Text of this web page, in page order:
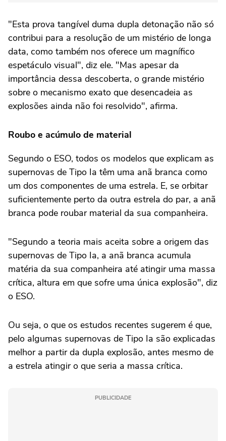
"Esta prova tangível duma dupla detonação não só
contribui para a resolução de um mistério de longa
data, como também nos oferece um magnífico
espetáculo visual", diz ele. "Mas apesar da
importância dessa descoberta, o grande mistério
sobre o mecanismo exato que desencadeia as
explosões ainda não foi resolvido", afirma.
Roubo e acúmulo de material
Segundo o ESO, todos os modelos que explicam as
supernovas de Tipo Ia têm uma anã branca como
um dos componentes de uma estrela. E, se orbitar
suficientemente perto da outra estrela do par, a anã
branca pode roubar material da sua companheira.
"Segundo a teoria mais aceita sobre a origem das
supernovas de Tipo Ia, a anã branca acumula
matéria da sua companheira até atingir uma massa
crítica, altura em que sofre uma única explosão", diz
o ESO.
Ou seja, o que os estudos recentes sugerem é que,
pelo algumas supernovas de Tipo Ia são explicadas
melhor a partir da dupla explosão, antes mesmo de
a estrela atingir o que seria a massa crítica.
PUBLICIDADE